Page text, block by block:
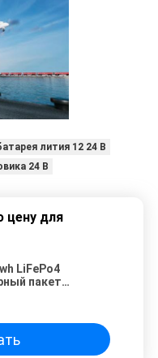
лития 12 24 В
24 В
цену для
LiFePo4
пакет